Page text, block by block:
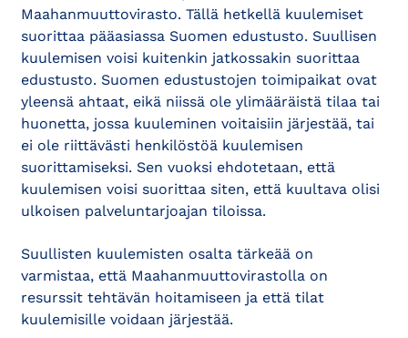
Maahanmuuttovirasto. Tällä hetkellä kuulemiset
suorittaa pääasiassa Suomen edustusto. Suullisen
kuulemisen voisi kuitenkin jatkossakin suorittaa
edustusto. Suomen edustustojen toimipaikat ovat
yleensä ahtaat, eikä niissä ole ylimääräistä tilaa tai
huonetta, jossa kuuleminen voitaisiin järjestää, tai
ei ole riittävästi henkilöstöä kuulemisen
suorittamiseksi. Sen vuoksi ehdotetaan, että
kuulemisen voisi suorittaa siten, että kuultava olisi
ulkoisen palveluntarjoajan tiloissa.
Suullisten kuulemisten osalta tärkeää on
varmistaa, että Maahanmuuttovirastolla on
resurssit tehtävän hoitamiseen ja että tilat
kuulemisille voidaan järjestää.